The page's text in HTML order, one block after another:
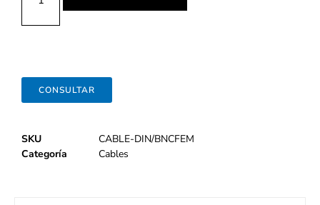
CONSULTAR
SKU
CABLE-DIN/BNCFEM
Categoría
Cables